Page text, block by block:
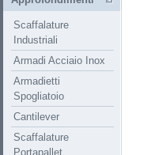
Scaffalature
Industriali
Armadi Acciaio Inox
Armadietti
Spogliatoio
Cantilever
Scaffalature
Portapallet